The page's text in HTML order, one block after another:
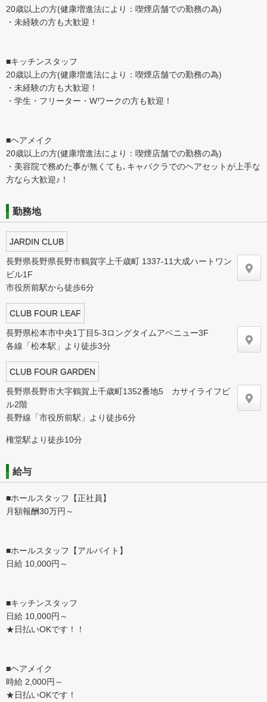
20歳以上の方(健康増進法により：喫煙店舗での勤務の為)
・未経験の方も大歓迎！
■キッチンスタッフ
20歳以上の方(健康増進法により：喫煙店舗での勤務の為)
・未経験の方も大歓迎！
・学生・フリーター・Wワークの方も歓迎！
■ヘアメイク
20歳以上の方(健康増進法により：喫煙店舗での勤務の為)
・美容院で務めた事が無くても､キャバクラでのヘアセットが上手な
方なら大歓迎♪！
勤務地
JARDIN CLUB
長野県長野県長野市鶴賀字上千歳町 1337-11大成ハートワン
ビル1F
市役所前駅から徒歩6分
CLUB FOUR LEAF
長野県松本市中央1丁目5-3ロングタイムアベニュー3F
各線「松本駅」より徒歩3分
CLUB FOUR GARDEN
長野県長野市大字鶴賀上千歳町1352番地5 カサイライフビ
ル2階
長野線「市役所前駅」より徒歩6分
権堂駅より徒歩10分
給与
■ホールスタッフ【正社員】
月額報酬30万円～
■ホールスタッフ【アルバイト】
日給 10,000円～
■キッチンスタッフ
日給 10,000円～
★日払いOKです！！
■ヘアメイク
時給 2,000円～
★日払いOKです！